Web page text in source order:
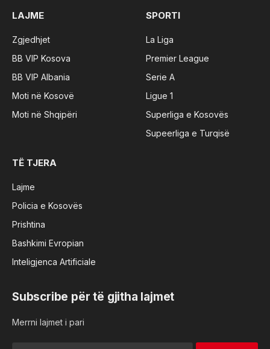
LAJME
Zgjedhjet
BB VIP Kosova
BB VIP Albania
Moti në Kosovë
Moti në Shqipëri
SPORTI
La Liga
Premier League
Serie A
Ligue 1
Superliga e Kosovës
Supeerliga e Turqisë
TË TJERA
Lajme
Policia e Kosovës
Prishtina
Bashkimi Evropian
Inteligjenca Artificiale
Subscribe për të gjitha lajmet
Merrni lajmet i pari